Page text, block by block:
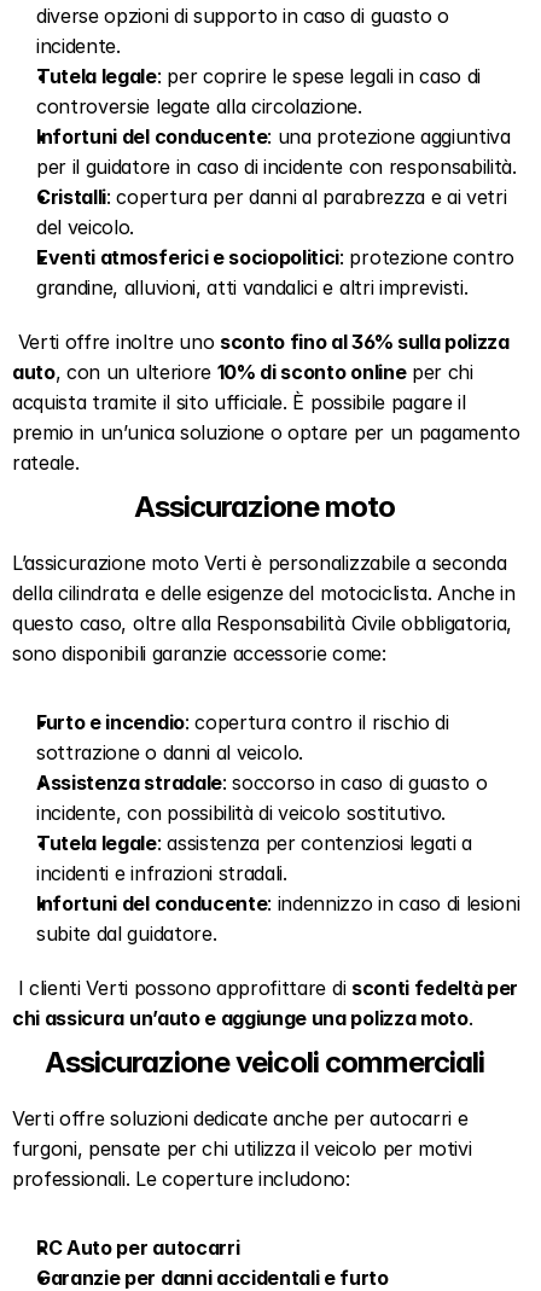
diverse opzioni di supporto in caso di guasto o
incidente.
Tutela legale: per coprire le spese legali in caso di
controversie legate alla circolazione.
Infortuni del conducente: una protezione aggiuntiva
per il guidatore in caso di incidente con responsabilità.
Cristalli: copertura per danni al parabrezza e ai vetri
del veicolo.
Eventi atmosferici e sociopolitici: protezione contro
grandine, alluvioni, atti vandalici e altri imprevisti.
Verti offre inoltre uno sconto fino al 36% sulla polizza
auto, con un ulteriore 10% di sconto online per chi
acquista tramite il sito ufficiale. È possibile pagare il
premio in un’unica soluzione o optare per un pagamento
rateale.
Assicurazione moto
L’assicurazione moto Verti è personalizzabile a seconda
della cilindrata e delle esigenze del motociclista. Anche in
questo caso, oltre alla Responsabilità Civile obbligatoria,
sono disponibili garanzie accessorie come:
Furto e incendio: copertura contro il rischio di
sottrazione o danni al veicolo.
Assistenza stradale: soccorso in caso di guasto o
incidente, con possibilità di veicolo sostitutivo.
Tutela legale: assistenza per contenziosi legati a
incidenti e infrazioni stradali.
Infortuni del conducente: indennizzo in caso di lesioni
subite dal guidatore.
I clienti Verti possono approfittare di sconti fedeltà per
chi assicura un’auto e aggiunge una polizza moto.
Assicurazione veicoli commerciali
Verti offre soluzioni dedicate anche per autocarri e
furgoni, pensate per chi utilizza il veicolo per motivi
professionali. Le coperture includono:
RC Auto per autocarri
Garanzie per danni accidentali e furto